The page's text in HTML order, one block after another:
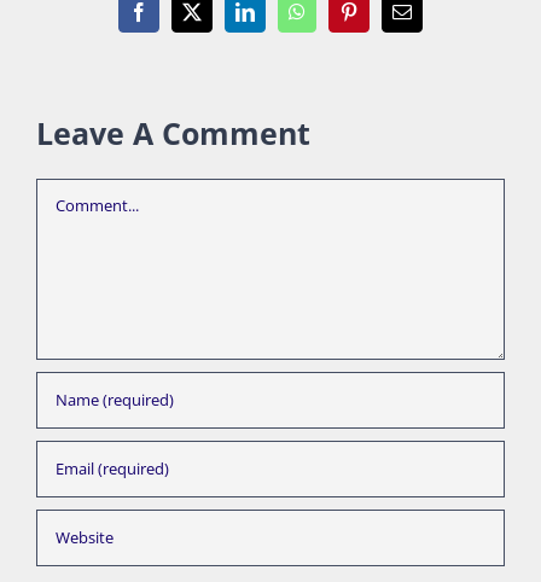
Facebook
X LinkedInWhatsAppPinterestEmail
Leave A Comment
Comment